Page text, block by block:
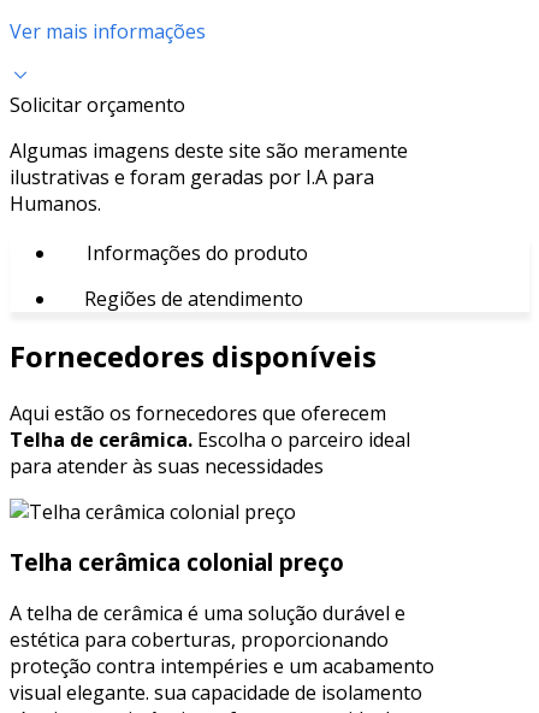
Ver mais informações
Solicitar orçamento
Algumas imagens deste site são meramente
ilustrativas e foram geradas por I.A para
Humanos.
Informações do produto
Regiões de atendimento
Fornecedores disponíveis
Aqui estão os fornecedores que oferecem
Telha de cerâmica. Escolha o parceiro ideal
para atender às suas necessidades
Telha cerâmica colonial preço
A telha de cerâmica é uma solução durável e
estética para coberturas, proporcionando
proteção contra intempéries e um acabamento
visual elegante. sua capacidade de isolamento